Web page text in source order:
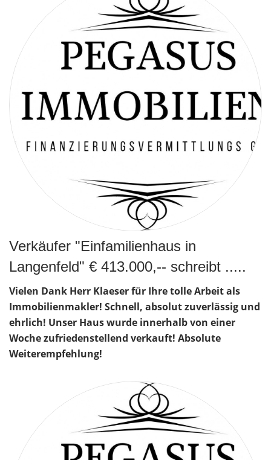
Verkäufer "Einfamilienhaus in
Langenfeld" € 413.000,-- schreibt .....
Vielen Dank Herr Klaeser für Ihre tolle Arbeit als
Immobilienmakler! Schnell, absolut zuverlässig und
ehrlich! Unser Haus wurde innerhalb von einer
Woche zufriedenstellend verkauft! Absolute
Weiterempfehlung!